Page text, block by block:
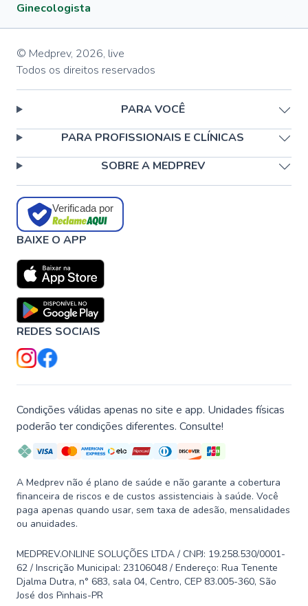
Ginecologista
© Medprev, 2026, live
Todos os direitos reservados
PARA VOCÊ
PARA PROFISSIONAIS E CLÍNICAS
SOBRE A MEDPREV
Verificada por
BAIXE O APP
REDES SOCIAIS
Condições válidas apenas no site e app. Unidades físicas
poderão ter condições diferentes. Consulte!
A Medprev não é plano de saúde e não garante a cobertura
financeira de riscos e de custos assistenciais à saúde. Você
paga apenas quando usar, sem taxa de adesão, mensalidades
ou anuidades.
MEDPREV.ONLINE SOLUÇÕES LTDA / CNPJ: 19.258.530/0001-
62 / Inscrição Municipal: 23106048 / Endereço: Rua Tenente
Djalma Dutra, n° 683, sala 04, Centro, CEP 83.005-360, São
José dos Pinhais-PR